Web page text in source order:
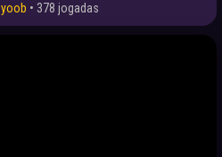
yoob • 378 jogadas